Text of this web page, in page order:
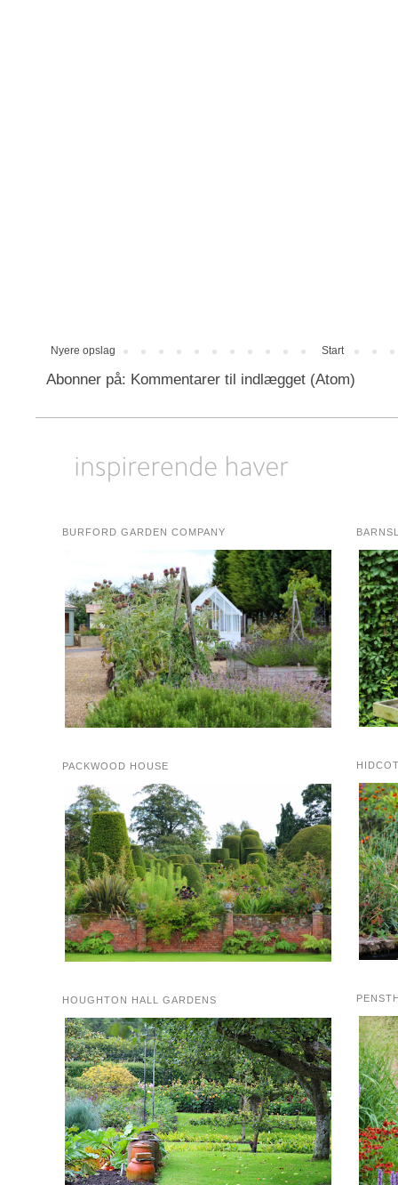
Nyere opslag Start
Abonner på: Kommentarer til indlægget (Atom)
BURFORD GARDEN COMPANY
PACKWOOD HOUSE
HOUGHTON HALL GARDENS